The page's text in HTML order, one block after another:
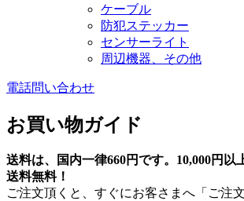
ケーブル
防犯ステッカー
センサーライト
周辺機器、その他
電話問い合わせ
お買い物ガイド
送料は、国内一律660円です。10,000円以
送料無料！
ご注文頂くと、すぐにお客さまへ「ご注